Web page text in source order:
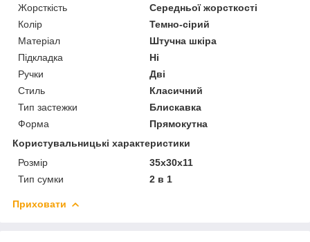
Жорсткість
Середньої жорсткості
Колір
Темно-сірий
Матеріал
Штучна шкіра
Підкладка
Ні
Ручки
Дві
Стиль
Класичний
Тип застежки
Блискавка
Форма
Прямокутна
Користувальницькі характеристики
Розмір
35х30х11
Тип сумки
2 в 1
Приховати